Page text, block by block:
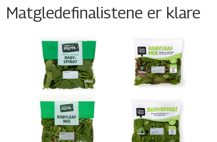
Matgledefinalistene er klare